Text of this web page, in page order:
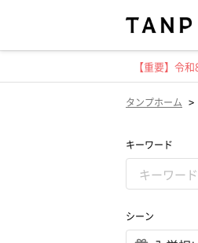
【重要】令
タンプホーム >
キーワード
シーン